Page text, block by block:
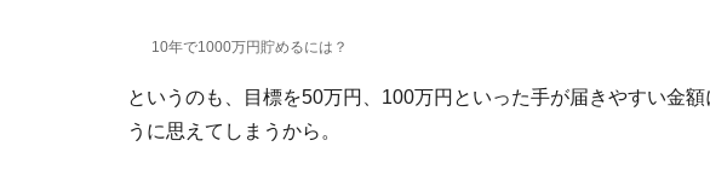
10年で1000万円貯めるには？
というのも、目標を50万円、100万円といった手が届きやすい金
うに思えてしまうから。